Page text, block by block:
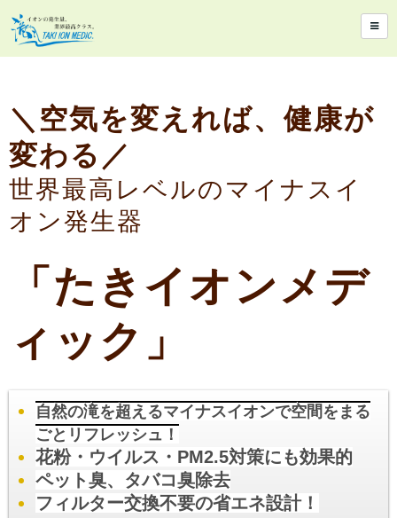
＼空気を変えれば、健康が
変わる／
世界最高レベルのマイナスイ
オン発生器
「たきイオンメデ
ィック」
自然の滝を超えるマイナスイオンで空間をまる
ごとリフレッシュ！
花粉・ウイルス・PM2.5対策にも効果的
ペット臭、タバコ臭除去
フィルター交換不要の省エネ設計！